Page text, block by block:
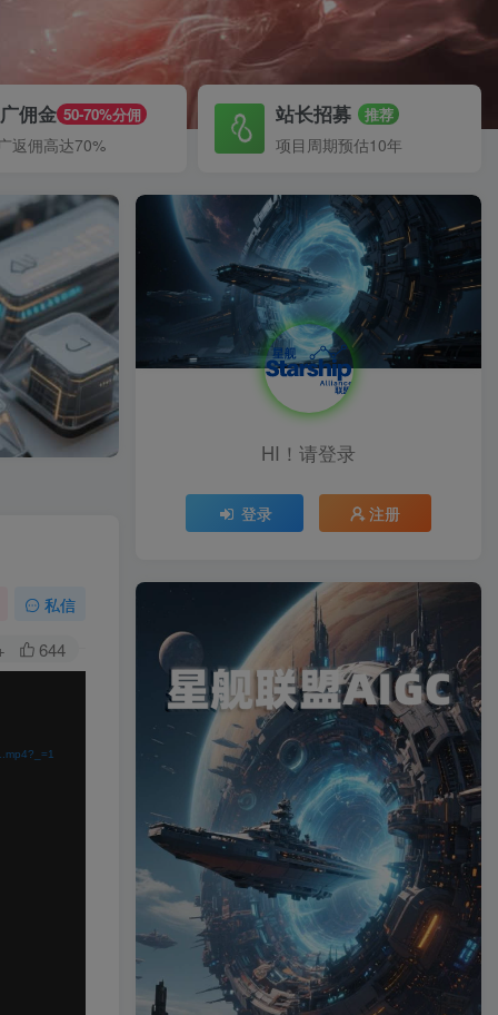
佣金 50-70%分佣
返佣高达70%
站长招募 推荐
项目周期预估10年
私信
644
HI！请登录
登录 注册